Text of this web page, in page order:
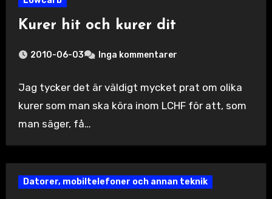
Kurer hit och kurer dit
2010-06-03 Inga kommentarer
Jag tycker det är väldigt mycket prat om olika
kurer som man ska köra inom LCHF för att, som
man säger, få…
Datorer, mobiltelefoner och annan teknik